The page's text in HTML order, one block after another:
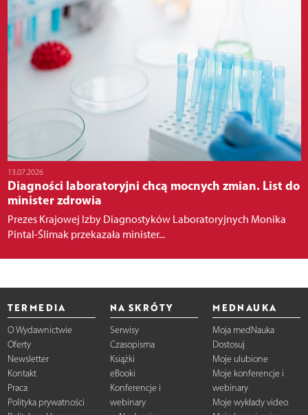
13.07.2026
Diagności laboratoryjni chcą mocnych zmian. List do
minister zdrowia
Prezes Krajowej Izby Diagnostyków Laboratoryjnych Monika
Pintal-Ślimak przekazała minister...
TERMEDIA
O Wydawnictwie
Oferty
Newsletter
Kontakt
Praca
Polityka prywatności
NA SKRÓTY
Serwisy
Czasopisma
Książki
eBooki
Konferencje i
webinary
MEDNAUKA
Moja medNauka
Dostosuj
Moje ulubione
Moje konferencje i
webinary
Moje wykłady video